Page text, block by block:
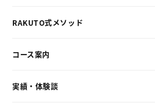
RAKUTO式メソッド
コース案内
実績・体験談